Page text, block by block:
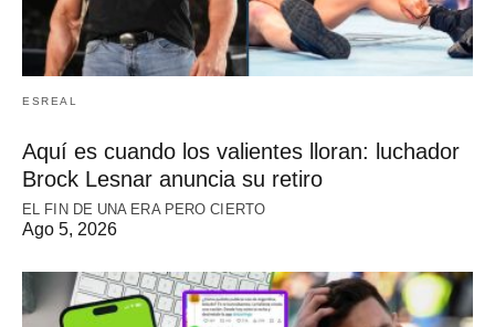
ESREAL
Aquí es cuando los valientes lloran: luchador
Brock Lesnar anuncia su retiro
EL FIN DE UNA ERA PERO CIERTO
Ago 5, 2026